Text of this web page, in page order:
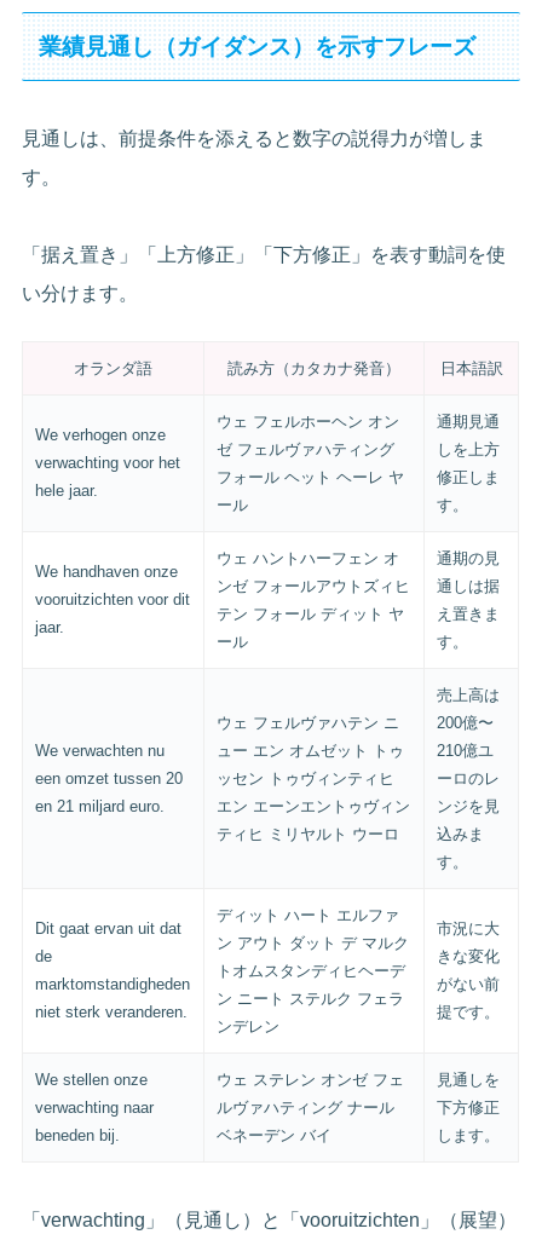
業績見通し（ガイダンス）を示すフレーズ
見通しは、前提条件を添えると数字の説得力が増しま
す。
「据え置き」「上方修正」「下方修正」を表す動詞を使
い分けます。
オランダ語 読み方（カタカナ発音） 日本語訳
We verhogen onze
verwachting voor het
hele jaar.
ウェ フェルホーヘン オン
ゼ フェルヴァハティング
フォール ヘット ヘーレ ヤ
ール
通期見通
しを上方
修正しま
す。
We handhaven onze
vooruitzichten voor dit
jaar.
ウェ ハントハーフェン オ
ンゼ フォールアウトズィヒ
テン フォール ディット ヤ
ール
通期の見
通しは据
え置きま
す。
We verwachten nu
een omzet tussen 20
en 21 miljard euro.
ウェ フェルヴァハテン ニ
ュー エン オムゼット トゥ
ッセン トゥヴィンティヒ
エン エーンエントゥヴィン
ティヒ ミリヤルト ウーロ
売上高は
200億〜
210億ユ
ーロのレ
ンジを見
込みま
す。
Dit gaat ervan uit dat
de
marktomstandigheden
niet sterk veranderen.
ディット ハート エルファ
ン アウト ダット デ マルク
トオムスタンディヒヘーデ
ン ニート ステルク フェラ
ンデレン
市況に大
きな変化
がない前
提です。
We stellen onze
verwachting naar
beneden bij.
ウェ ステレン オンゼ フェ
ルヴァハティング ナール
ベネーデン バイ
見通しを
下方修正
します。
「verwachting」（見通し）と「vooruitzichten」（展望）